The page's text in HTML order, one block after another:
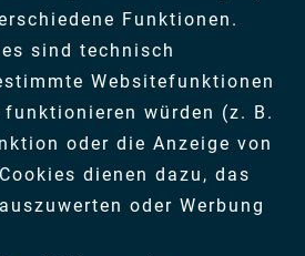
Funktionen.
sind technisch
Websitefunktionen
würden (z. B.
oder die Anzeige von
dienen dazu, das
oder Werbung